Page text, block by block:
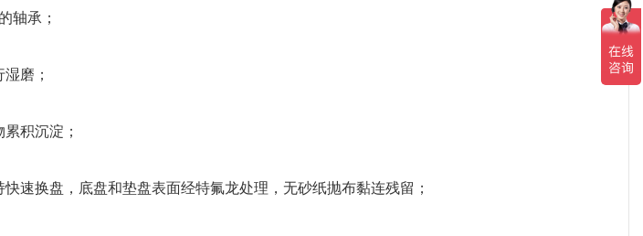
轴承；
磨；
积沉淀；
速换盘，底盘和垫盘表面经特氟龙处理，无砂纸抛布黏连残留；